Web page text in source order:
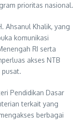
prioritas nasional.
Ahsanul Khalik, yang
komunikasi
RI serta
akses NTB
Pendidikan Dasar
terkait yang
berbagai